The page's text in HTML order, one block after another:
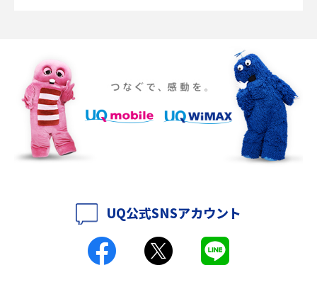
iPhone 16eとiPhone SE（第3世代）の違いは？サイズやスペックを比較し
て解説
iPhone 16eとiPhone 14を徹底比較！スペック・機能の違いをわかりやすく
紹介
iPhone 16とiPhone 15の違いは？カメラ・スペック・機能を徹底比較
iPhoneの機種変更のやり方は？事前準備・手順やデータ移行方法をわかり
UQ公式SNSアカウント